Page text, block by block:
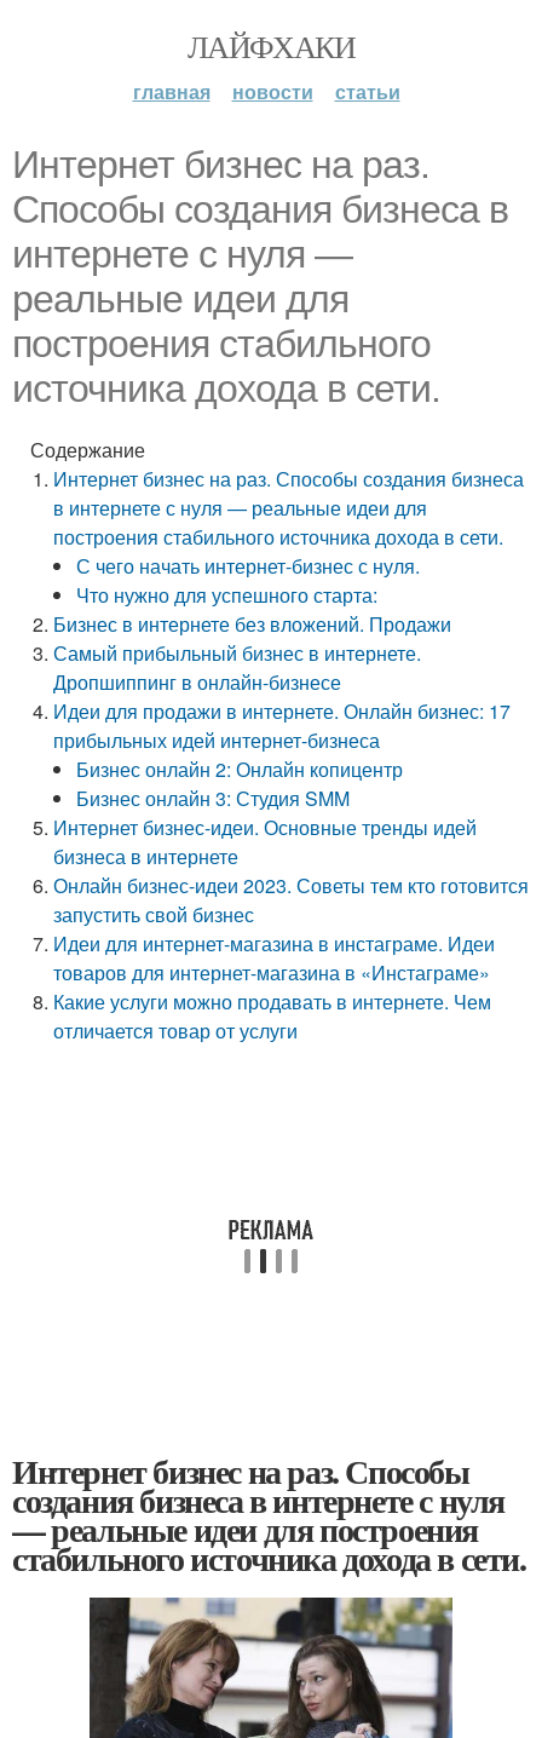
ЛАЙФХАКИ
главная новости статьи
Интернет бизнес на раз.
Способы создания бизнеса в
интернете с нуля —
реальные идеи для
построения стабильного
источника дохода в сети.
Содержание
Интернет бизнес на раз. Способы создания бизнеса
в интернете с нуля — реальные идеи для
построения стабильного источника дохода в сети.
С чего начать интернет-бизнес с нуля.
Что нужно для успешного старта:
Бизнес в интернете без вложений. Продажи
Самый прибыльный бизнес в интернете.
Дропшиппинг в онлайн-бизнесе
Идеи для продажи в интернете. Онлайн бизнес: 17
прибыльных идей интернет-бизнеса
Бизнес онлайн 2: Онлайн копицентр
Бизнес онлайн 3: Студия SMM
Интернет бизнес-идеи. Основные тренды идей
бизнеса в интернете
Онлайн бизнес-идеи 2023. Советы тем кто готовится
запустить свой бизнес
Идеи для интернет-магазина в инстаграме. Идеи
товаров для интернет-магазина в «Инстаграме»
Какие услуги можно продавать в интернете. Чем
отличается товар от услуги
Интернет бизнес на раз. Способы
создания бизнеса в интернете с нуля
— реальные идеи для построения
стабильного источника дохода в сети.